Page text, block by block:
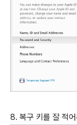
8. 복구 키를 잘 적